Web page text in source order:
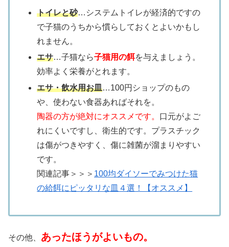
トイレと砂…システムトイレが経済的ですの
で子猫のうちから慣らしておくとよいかもし
れません。
エサ…子猫なら子猫用の餌を与えましょう。
効率よく栄養がとれます。
エサ・飲水用お皿…100円ショップのもの
や、使わない食器あればそれを。
陶器の方が絶対にオススメです。 口元がよご
れにくいですし、衛生的です。プラスチック
は傷がつきやすく、傷に雑菌が溜まりやすい
です。
関連記事＞＞＞ 100均ダイソーでみつけた猫
の給餌にピッタリな皿４選！【オススメ】
その他、 あったほうがよいもの。